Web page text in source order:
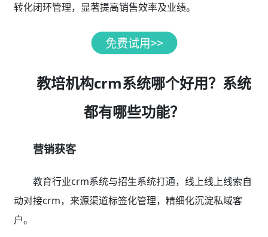
转化闭环管理，显著提高销售效率及业绩。
教培机构crm系统哪个好用？系统
都有哪些功能？
营销获客
教育行业crm系统与招生系统打通，线上线上线索自
动对接crm，来源渠道标签化管理，精细化沉淀私域客
户。